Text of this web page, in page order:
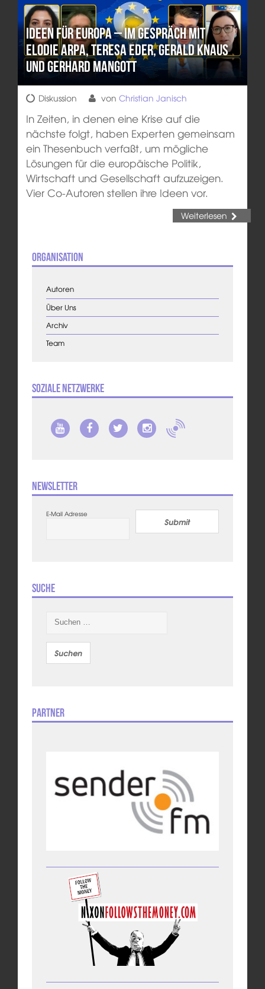
Ideen für Europa – Im Gespräch mit
Elodie Arpa, Teresa Eder, Gerald Knaus
und Gerhard Mangott
Diskussion von Christian Janisch
In Zeiten, in denen eine Krise auf die
nächste folgt, haben Experten gemeinsam
ein Thesenbuch verfaßt, um mögliche
Lösungen für die europäische Politik,
Wirtschaft und Gesellschaft aufzuzeigen.
Vier Co-Autoren stellen ihre Ideen vor.
Weiterlesen
Organisation
Autoren
Über Uns
Archiv
Team
Soziale Netzwerke
Newsletter
E-Mail Adresse
Submit
Suche
nach:
Partner